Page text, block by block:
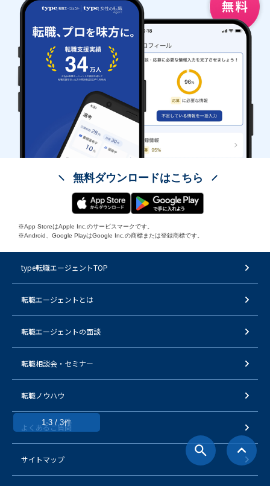
1-3 / 3件
無料ダウンロードはこちら
※App StoreはApple Inc.のサービスマークです。
※Android、Google PlayはGoogle Inc.の商標または登録商標です。
type転職エージェントTOP
転職エージェントとは
転職エージェントの面談
転職相談会・セミナー
転職ノウハウ
よくあるご質問
サイトマップ